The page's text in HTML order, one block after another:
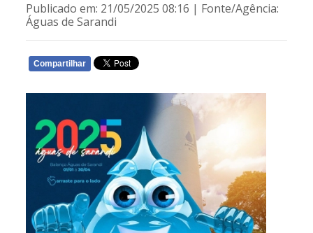
Publicado em: 21/05/2025 08:16 | Fonte/Agência:
Águas de Sarandi
Compartilhar